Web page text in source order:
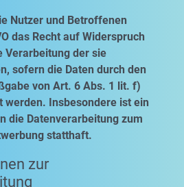
Nutzer und Betroffenen
das Recht auf Widerspruch
Verarbeitung der sie
sofern die Daten durch den
von Art. 6 Abs. 1 lit. f)
werden. Insbesondere ist ein
die Datenverarbeitung zum
statthaft.
zur